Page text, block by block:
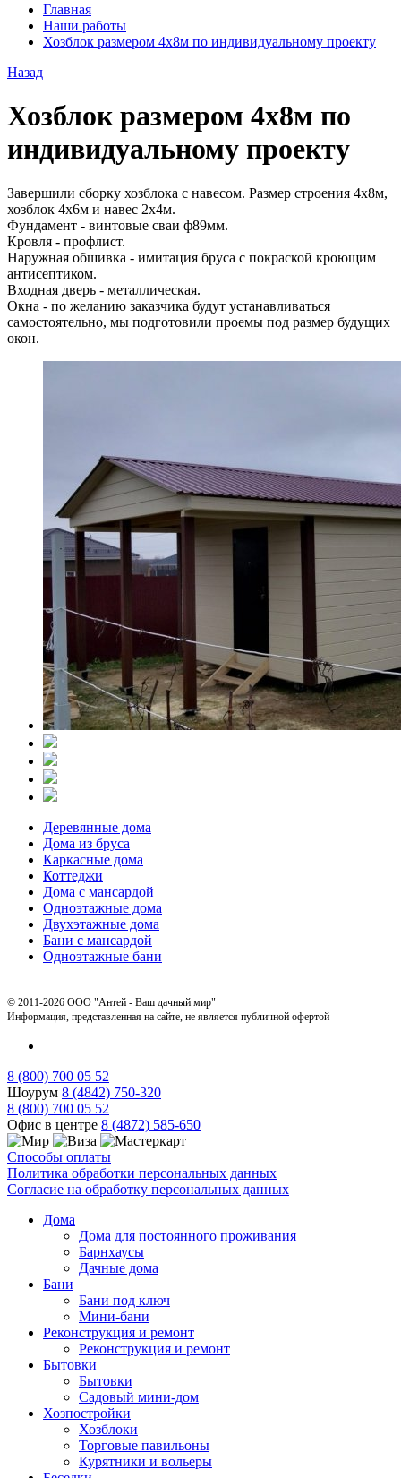
Главная
Наши работы
Хозблок размером 4х8м по индивидуальному проекту
Назад
Хозблок размером 4х8м по
индивидуальному проекту
Завершили сборку хозблока с навесом. Размер строения 4х8м,
хозблок 4х6м и навес 2х4м.
Фундамент - винтовые сваи ф89мм.
Кровля - профлист.
Наружная обшивка - имитация бруса с покраской кроющим
антисептиком.
Входная дверь - металлическая.
Окна - по желанию заказчика будут устанавливаться
самостоятельно, мы подготовили проемы под размер будущих
окон.
Деревянные дома
Дома из бруса
Каркасные дома
Коттеджи
Дома с мансардой
Одноэтажные дома
Двухэтажные дома
Бани с мансардой
Одноэтажные бани
© 2011-2026 ООО "Антей - Ваш дачный мир"
Информация, представленная на сайте, не является публичной офертой
8 (800) 700 05 52
Шоурум 8 (4842) 750-320
8 (800) 700 05 52
Офис в центре 8 (4872) 585-650
Способы оплаты
Политика обработки персональных данных
Согласие на обработку персональных данных
Дома
Дома для постоянного проживания
Барнхаусы
Дачные дома
Бани
Бани под ключ
Мини-бани
Реконструкция и ремонт
Реконструкция и ремонт
Бытовки
Бытовки
Садовый мини-дом
Хозпостройки
Хозблоки
Торговые павильоны
Курятники и вольеры